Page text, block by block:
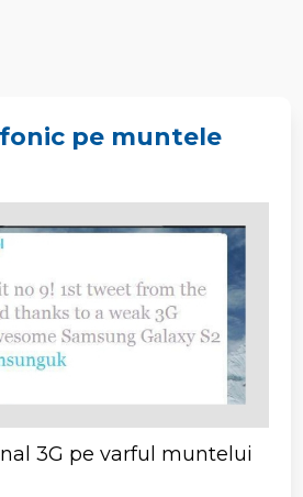
pe muntele
3G pe varful muntelui